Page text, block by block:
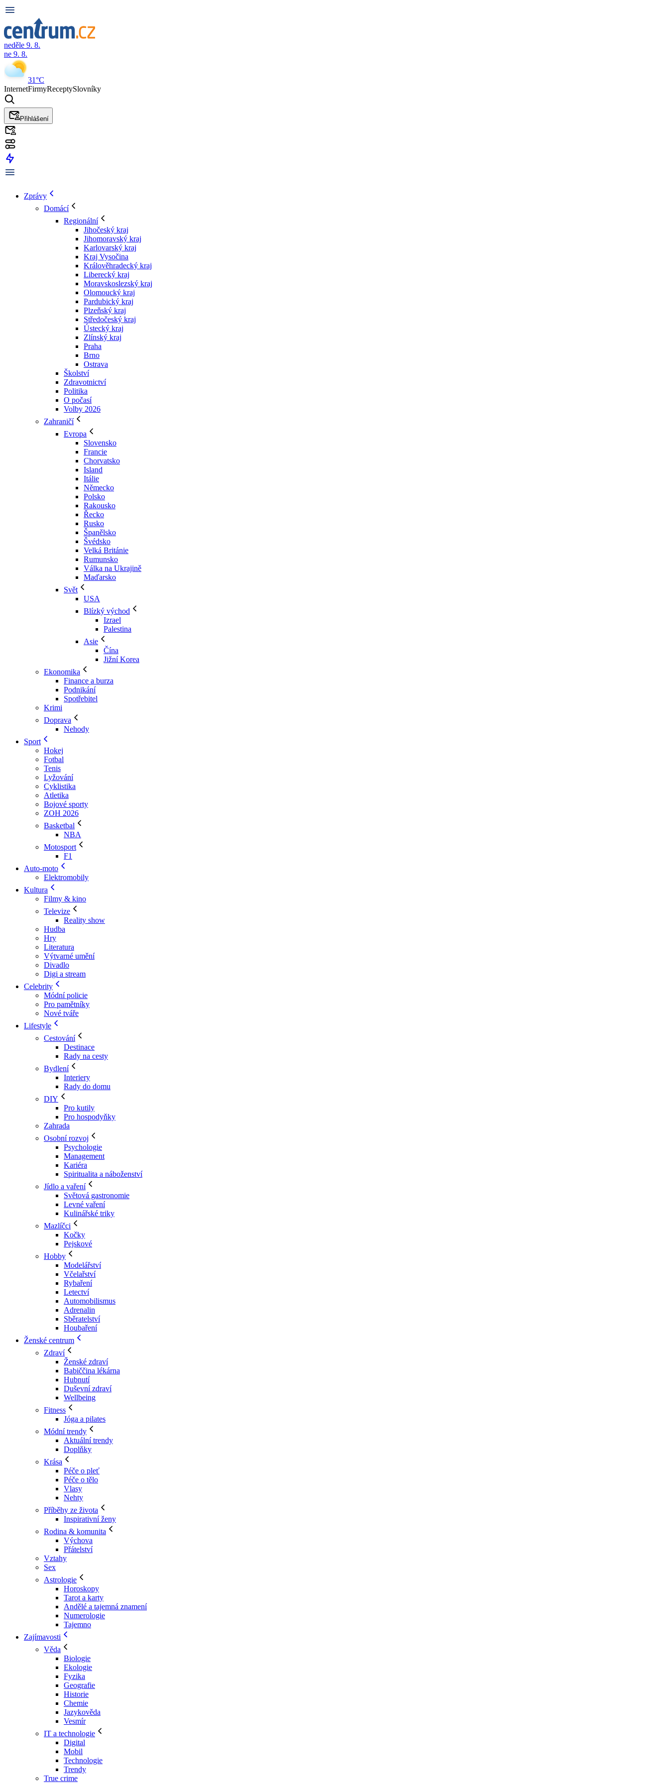
neděle 9. 8.
ne 9. 8.
31°C
InternetFirmyReceptySlovníky
Přihlášení
Zprávy
Domácí
Regionální
Jihočeský kraj
Jihomoravský kraj
Karlovarský kraj
Kraj Vysočina
Králověhradecký kraj
Liberecký kraj
Moravskoslezský kraj
Olomoucký kraj
Pardubický kraj
Plzeňský kraj
Středočeský kraj
Ústecký kraj
Zlínský kraj
Praha
Brno
Ostrava
Školství
Zdravotnictví
Politika
O počasí
Volby 2026
Zahraničí
Evropa
Slovensko
Francie
Chorvatsko
Island
Itálie
Německo
Polsko
Rakousko
Řecko
Rusko
Španělsko
Švédsko
Velká Británie
Rumunsko
Válka na Ukrajině
Maďarsko
Svět
USA
Blízký východ
Izrael
Palestina
Asie
Čína
Jižní Korea
Ekonomika
Finance a burza
Podnikání
Spotřebitel
Krimi
Doprava
Nehody
Sport
Hokej
Fotbal
Tenis
Lyžování
Cyklistika
Atletika
Bojové sporty
ZOH 2026
Basketbal
NBA
Motosport
F1
Auto-moto
Elektromobily
Kultura
Filmy & kino
Televize
Reality show
Hudba
Hry
Literatura
Výtvarné umění
Divadlo
Digi a stream
Celebrity
Módní policie
Pro pamětníky
Nové tváře
Lifestyle
Cestování
Destinace
Rady na cesty
Bydlení
Interiery
Rady do domu
DIY
Pro kutily
Pro hospodyňky
Zahrada
Osobní rozvoj
Psychologie
Management
Kariéra
Spiritualita a náboženství
Jídlo a vaření
Světová gastronomie
Levné vaření
Kulinářské triky
Mazlíčci
Kočky
Pejskové
Hobby
Modelářství
Včelařství
Rybaření
Letectví
Automobilismus
Adrenalin
Sběratelství
Houbaření
Ženské centrum
Zdraví
Ženské zdraví
Babiččina lékárna
Hubnutí
Duševní zdraví
Wellbeing
Fitness
Jóga a pilates
Módní trendy
Aktuální trendy
Doplňky
Krása
Péče o pleť
Péče o tělo
Vlasy
Nehty
Příběhy ze života
Inspirativní ženy
Rodina & komunita
Výchova
Přátelství
Vztahy
Sex
Astrologie
Horoskopy
Tarot a karty
Andělé a tajemná znamení
Numerologie
Tajemno
Zajímavosti
Věda
Biologie
Ekologie
Fyzika
Geografie
Historie
Chemie
Jazykověda
Vesmír
IT a technologie
Digital
Mobil
Technologie
Trendy
True crime